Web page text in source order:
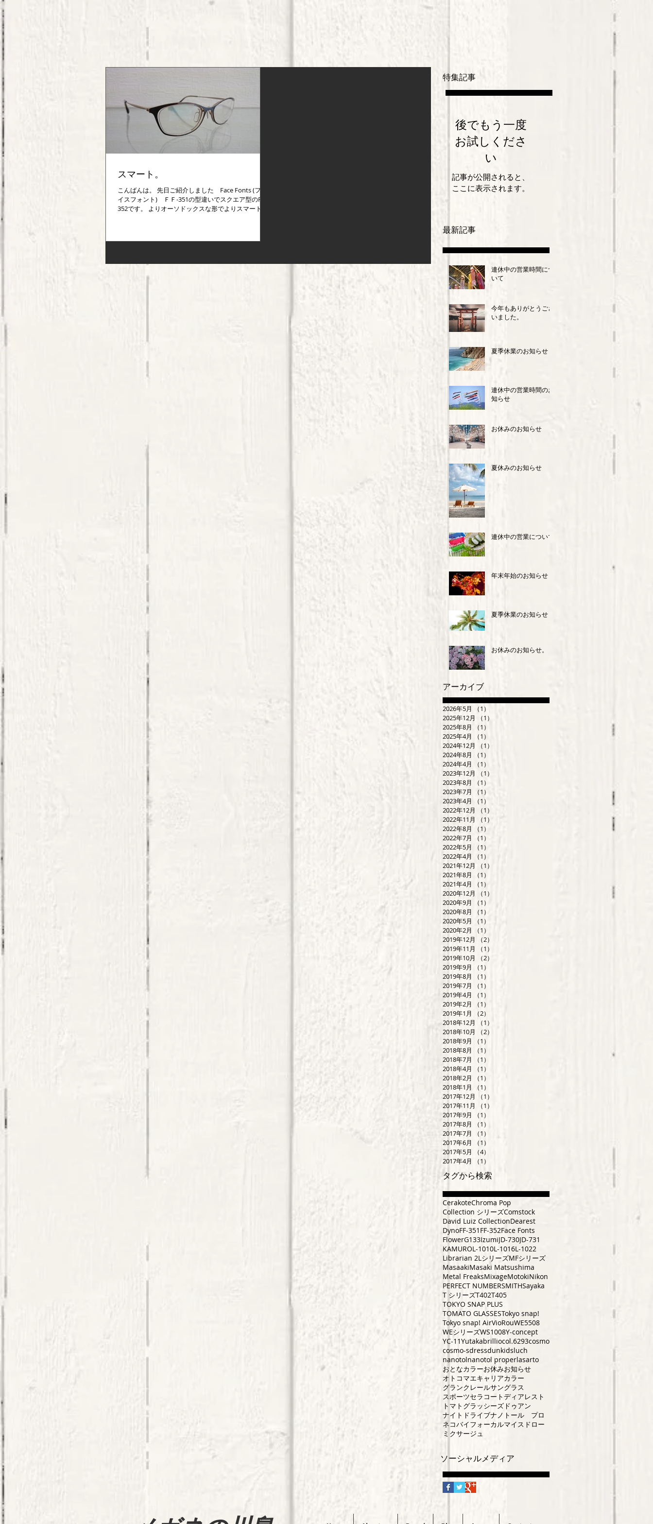
スマート。
こんばんは。 先日ご紹介しました Face Fonts (フェ
イスフォント) ＦＦ-351の型違いでスクエア型のFF-
352です。 よりオーソドックスな形でよりスマートな
特集記事
後でもう一度
お試しくださ
い
記事が公開されると、
ここに表示されます。
最新記事
連休中の営業時間につ
いて
今年もありがとうござ
いました。
夏季休業のお知らせ
連休中の営業時間のお
知らせ
お休みのお知らせ
夏休みのお知らせ
連休中の営業について
年末年始のお知らせ
夏季休業のお知らせ
お休みのお知らせ。
アーカイブ
2026年5月 （1）
2025年12月
（1）
2025年8月
（1）
2025年4月
（1）
2024年12月
（1）
2024年8月
（1）
2024年4月
（1）
2023年12月
（1）
2023年8月
（1）
2023年7月
（1）
2023年4月
（1）
2022年12月
（1）
2022年11月
（1）
1件の記事
2022年8月
（1）
2022年7月
（1）
2022年5月
（1）
2022年4月
（1）
2021年12月
（1）
2021年8月
（1）
2021年4月
（1）
2020年12月
（1）
2020年9月
（1）
2020年8月
（1）
2020年5月
（1）
2020年2月
（1）
2019年12月
（2）
2019年11月
（1）
2019年10月
（2）
2019年9月
（1）
2019年8月
（1）
2019年7月
（1）
2019年4月
（1）
2019年2月
（1）
2019年1月
（2）
2018年12月
（1）
2018年10月
（2）
2018年9月
（1）
2018年8月
（1）
2018年7月
（1）
2018年4月
（1）
2018年2月
（1）
2018年1月
（1）
2017年12月
（1）
2017年11月
（1）
2017年9月
（1）
2017年8月
（1）
2017年7月
（1）
2017年6月
（1）
2017年5月
（4）
2017年4月
（1）
タグから検索
CerakoteChroma Pop
Collection シリーズComstock
David Luiz CollectionDearest
DynoFF-351 FF-352Face Fonts
FlowerG133IzumiJD-730JD-731
KAMUROL-1010L-1016L-1022
Librarian 2LシリーズMFシリーズ
MasaakiMasaki Matsushima
Metal FreaksMixageMotokiNikon
PERFECT NUMBERSMITHSayaka
T シリーズT402T405
TOKYO SNAP PLUS
TOMATO GLASSESTokyo snap!
Tokyo snap! AirVioRouWE5508
WEシリーズWS1008Y-concept
YC-11Yutakabrilliocol.6293cosmo
cosmo-sdressdunkidsluch
nanotolnanotol properlasarto
おとなカラーお休みお知らせ
オトコマエキャリアカラー
グランクレールサングラス
スポーツセラコートディアレスト
トマトグラッシーズ ドゥアン
ナイトドライブナノトール プロ
ネコバイフォーカルマイスドロー
ミクサージュ
ソーシャルメディア